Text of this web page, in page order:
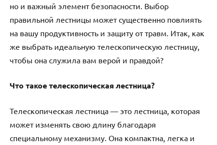
но и важный элемент безопасности. Выбор
правильной лестницы может существенно повлиять
на вашу продуктивность и защиту от травм. Итак, как
же выбрать идеальную телескопическую лестницу,
чтобы она служила вам верой и правдой?
Что такое телескопическая лестница?
Телескопическая лестница — это лестница, которая
может изменять свою длину благодаря
специальному механизму. Она компактна, легка и